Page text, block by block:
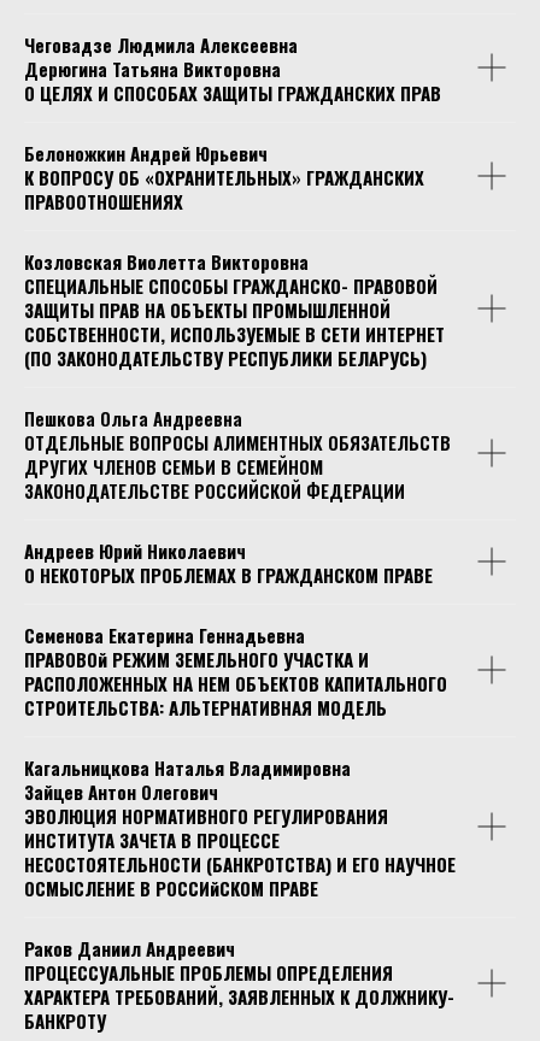
Чеговадзе Людмила Алексеевна
Дерюгина Татьяна Викторовна
О ЦЕЛЯХ И СПОСОБАХ ЗАЩИТЫ ГРАЖДАНСКИХ ПРАВ
Белоножкин Андрей Юрьевич
К ВОПРОСУ ОБ «ОХРАНИТЕЛЬНЫХ» ГРАЖДАНСКИХ
ПРАВООТНОШЕНИЯХ
Козловская Виолетта Викторовна
СПЕЦИАЛЬНЫЕ СПОСОБЫ ГРАЖДАНСКО- ПРАВОВОЙ
ЗАЩИТЫ ПРАВ НА ОБЪЕКТЫ ПРОМЫШЛЕННОЙ
СОБСТВЕННОСТИ, ИСПОЛЬЗУЕМЫЕ В СЕТИ ИНТЕРНЕТ
(ПО ЗАКОНОДАТЕЛЬСТВУ РЕСПУБЛИКИ БЕЛАРУСЬ)
Пешкова Ольга Андреевна
ОТДЕЛЬНЫЕ ВОПРОСЫ АЛИМЕНТНЫХ ОБЯЗАТЕЛЬСТВ
ДРУГИХ ЧЛЕНОВ СЕМЬИ В СЕМЕЙНОМ
ЗАКОНОДАТЕЛЬСТВЕ РОССИЙСКОЙ ФЕДЕРАЦИИ
Андреев Юрий Николаевич
О НЕКОТОРЫХ ПРОБЛЕМАХ В ГРАЖДАНСКОМ ПРАВЕ
Семенова Екатерина Геннадьевна
ПРАВОВОй РЕЖИМ ЗЕМЕЛЬНОГО УЧАСТКА И
РАСПОЛОЖЕННЫХ НА НЕМ ОБЪЕКТОВ КАПИТАЛЬНОГО
СТРОИТЕЛЬСТВА: АЛЬТЕРНАТИВНАЯ МОДЕЛЬ
Кагальницкова Наталья Владимировна
Зайцев Антон Олегович
ЭВОЛЮЦИЯ НОРМАТИВНОГО РЕГУЛИРОВАНИЯ
ИНСТИТУТА ЗАЧЕТА В ПРОЦЕССЕ
НЕСОСТОЯТЕЛЬНОСТИ (БАНКРОТСТВА) И ЕГО НАУЧНОЕ
ОСМЫСЛЕНИЕ В РОССИйСКОМ ПРАВЕ
Раков Даниил Андреевич
ПРОЦЕССУАЛЬНЫЕ ПРОБЛЕМЫ ОПРЕДЕЛЕНИЯ
ХАРАКТЕРА ТРЕБОВАНИЙ, ЗАЯВЛЕННЫХ К ДОЛЖНИКУ-
БАНКРОТУ